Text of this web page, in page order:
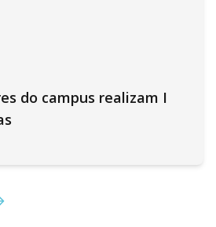
do campus realizam I